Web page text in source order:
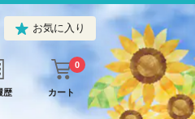
お気に入り
歴 カート
0